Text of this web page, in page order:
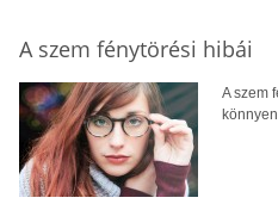
A szem fénytörési hibái
A szem